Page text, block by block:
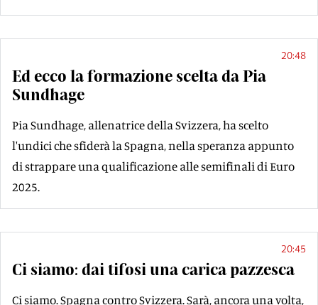
20:48
Ed ecco la formazione scelta da Pia
Sundhage
Pia Sundhage, allenatrice della Svizzera, ha scelto
l'undici che sfiderà la Spagna, nella speranza appunto
di strappare una qualificazione alle semifinali di Euro
2025.
20:45
Ci siamo: dai tifosi una carica pazzesca
Ci siamo. Spagna contro Svizzera. Sarà, ancora una volta,